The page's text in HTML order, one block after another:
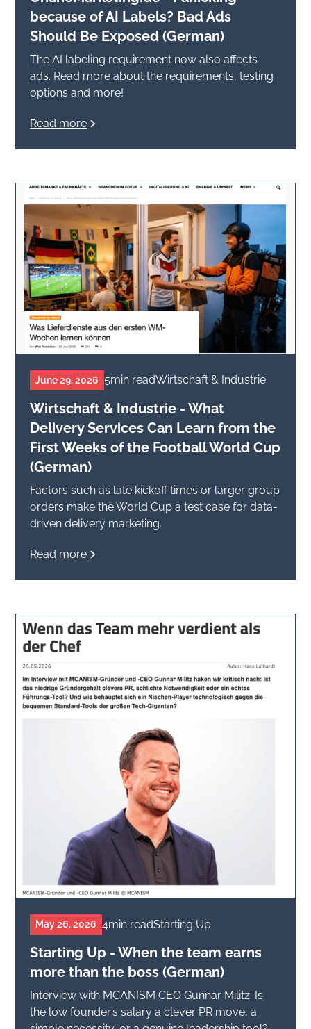
because of AI Labels? Bad Ads
Should Be Exposed (German)
The AI labeling requirement now also affects
ads. Read more about the requirements, testing
options and more!
Read more
June 29, 2026 5min readWirtschaft & Industrie
Wirtschaft & Industrie - What
Delivery Services Can Learn from the
First Weeks of the Football World Cup
(German)
Factors such as late kickoff times or larger group
orders make the World Cup a test case for data-
driven delivery marketing.
Read more
May 26, 2026 4min readStarting Up
Starting Up - When the team earns
more than the boss (German)
Interview with MCANISM CEO Gunnar Militz: Is
the low founder’s salary a clever PR move, a